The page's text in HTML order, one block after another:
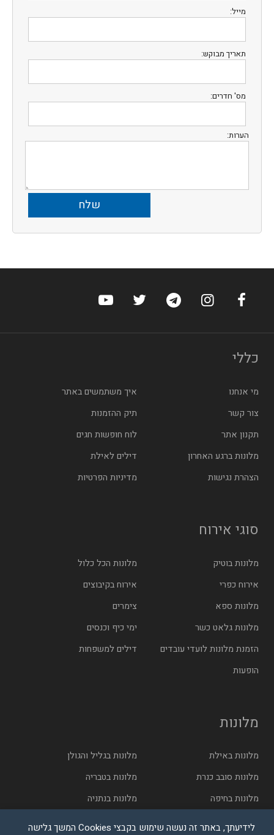
מייל:
תאריך מבוקש:
מס' חדרים:
הערות:
ערוץ הפייסבוק של הוטלס
ערוץ האינסטגרם של הוטלס
ערוץ הטלגרם של הוטלס
ערוץ טוויטר של הוטלס
ערוץ היוטיוב של
כללי
מי אנחנו
איך משתמשים באתר
צור קשר
תיק ההזמנות
תקנון אתר
לוח חופשות חגים
מלונות ברגע האחרון
דילים לאילת
הצהרת נגישות
מדיניות הפרטיות
סוגי אירוח
מלונות בוטיק
מלונות הכל כלול
אירוח כפרי
אירוח בקיבוצים
מלונות ספא
צימרים
מלונות גלאט כשר
ימי כיף וכנסים
הזמנת מלונות לועדי עובדים
דילים למשפחות
הופעות
מלונות
מלונות באילת
מלונות בגליל והגולן
מלונות סובב כנרת
מלונות בטבריה
מלונות בחיפה
מלונות בנתניה
מלונות בתל אביב
לידיעתך, באתר זה נעשה שימוש בקבצי Cookies המשך גלישה